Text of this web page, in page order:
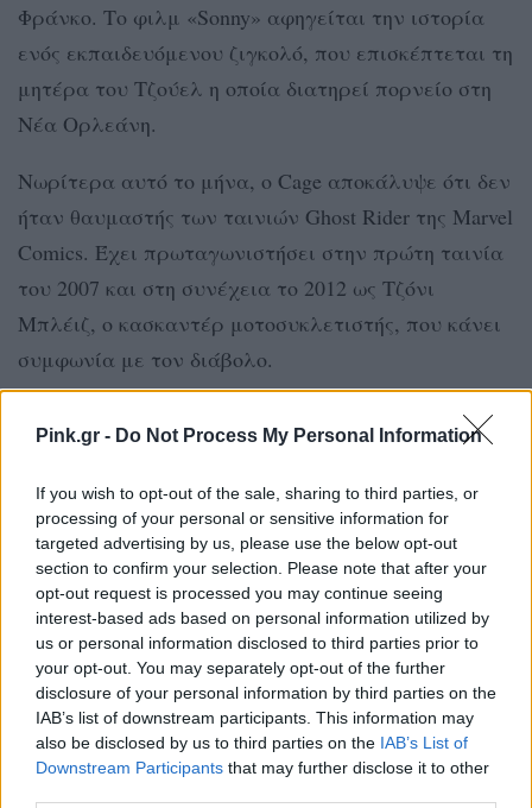
Pink.gr - Do Not Process My Personal Information
If you wish to opt-out of the sale, sharing to third parties, or
processing of your personal or sensitive information for
targeted advertising by us, please use the below opt-out
section to confirm your selection. Please note that after your
opt-out request is processed you may continue seeing
interest-based ads based on personal information utilized by
us or personal information disclosed to third parties prior to
your opt-out. You may separately opt-out of the further
disclosure of your personal information by third parties on the
IAB’s list of downstream participants. This information may
also be disclosed by us to third parties on the IAB’s List of
Downstream Participants that may further disclose it to other
Φράνκο. Το φιλμ «Sonny» αφηγείται την ιστορία
ενός εκπαιδευόμενου ζιγκολό, που επισκέπτεται τη
μητέρα του Τζούελ η οποία διατηρεί πορνείο στη
Νέα Ορλεάνη.
Νωρίτερα αυτό το μήνα, ο Cage αποκάλυψε ότι δεν
ήταν θαυμαστής των ταινιών Ghost Rider της Marvel
Comics. Έχει πρωταγωνιστήσει στην πρώτη ταινία
του 2007 και στη συνέχεια το 2012 ως Τζόνι
Μπλέιζ, o κασκαντέρ μοτοσυκλετιστής, που κάνει
συμφωνία με τον διάβολο.
ΔΙΑΦΗΜΙΣΗ